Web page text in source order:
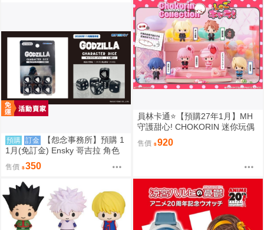
預購 訂金
【怨念事務所】預購 1
1月(免訂金) Ensky 哥吉拉 角色
骰子6入組 EN-D01 哥吉拉(1995)
0816
售價 350
員林卡通⭐️【預購27年1月】MH
守護甜心! CHOKORIN 迷你玩偶
收藏集 第1彈 中盒6入 0813
售價 920